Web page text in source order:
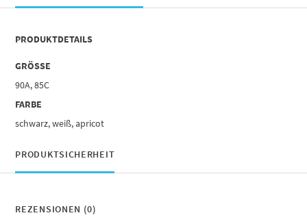
PRODUKTDETAILS
GRÖSSE
90A, 85C
FARBE
schwarz, weiß, apricot
PRODUKTSICHERHEIT
REZENSIONEN (0)